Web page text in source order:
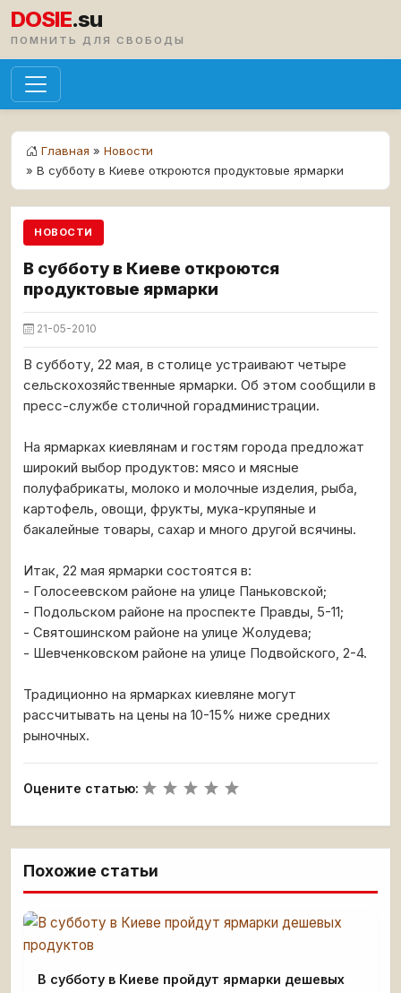
DOSIE.su
ПОМНИТЬ ДЛЯ СВОБОДЫ
Главная » Новости
» В субботу в Киеве откроются продуктовые ярмарки
НОВОСТИ
В субботу в Киеве откроются
продуктовые ярмарки
21-05-2010
В субботу, 22 мая, в столице устраивают четыре
сельскохозяйственные ярмарки. Об этом сообщили в
пресс-службе столичной горадминистрации.
На ярмарках киевлянам и гостям города предложат
широкий выбор продуктов: мясо и мясные
полуфабрикаты, молоко и молочные изделия, рыба,
картофель, овощи, фрукты, мука-крупяные и
бакалейные товары, сахар и много другой всячины.
Итак, 22 мая ярмарки состоятся в:
- Голосеевском районе на улице Паньковской;
- Подольском районе на проспекте Правды, 5-11;
- Святошинском районе на улице Жолудева;
- Шевченковском районе на улице Подвойского, 2-4.
Традиционно на ярмарках киевляне могут
рассчитывать на цены на 10-15% ниже средних
рыночных.
Оцените статью:
Похожие статьи
В субботу в Киеве пройдут ярмарки дешевых